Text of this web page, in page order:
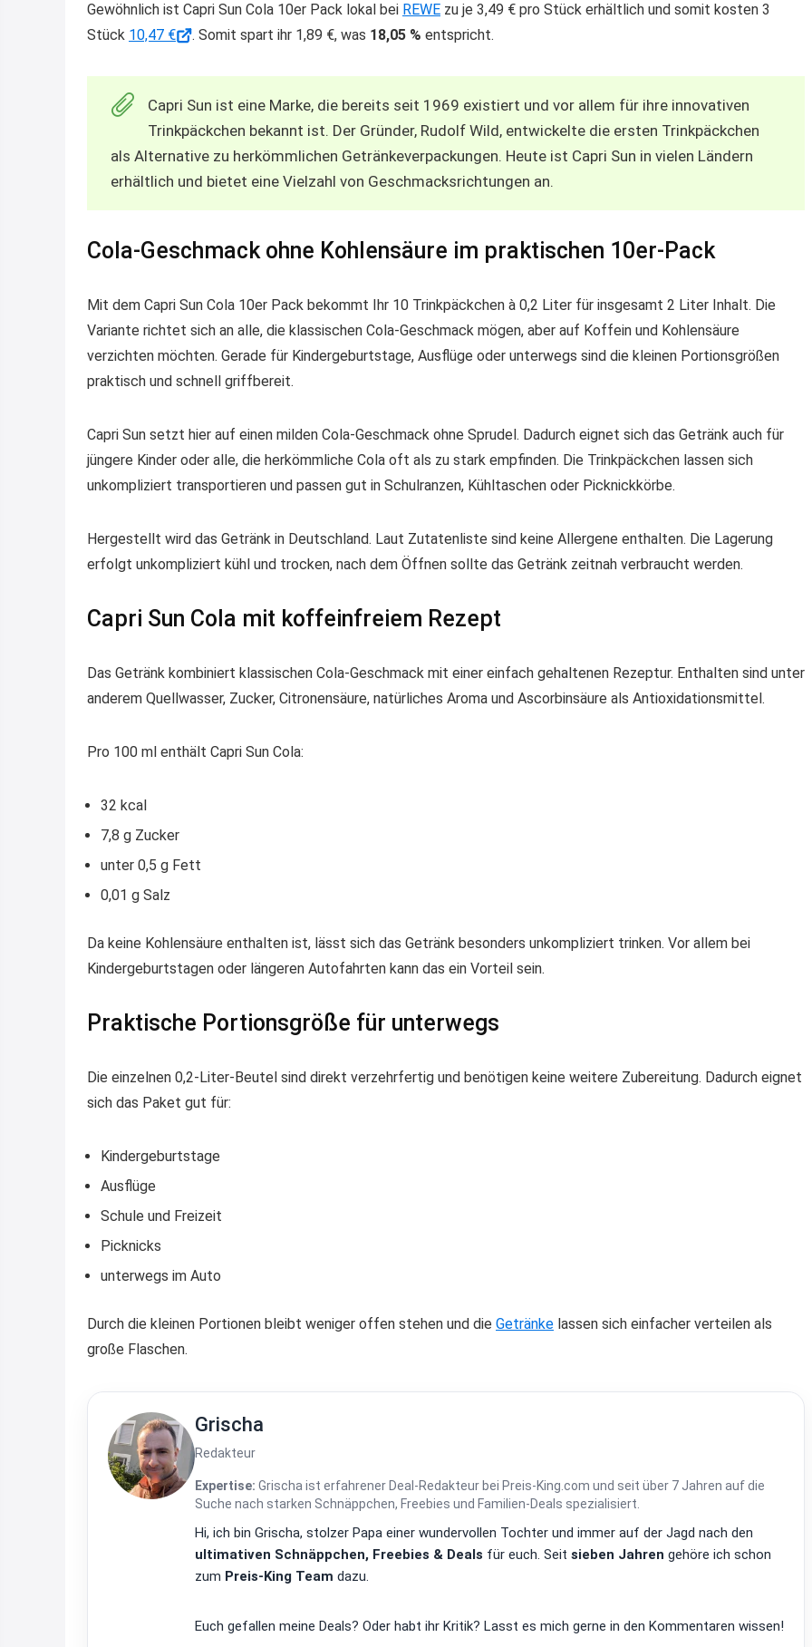
Gewöhnlich ist Capri Sun Cola 10er Pack lokal bei REWE zu je 3,49 € pro Stück erhältlich und somit kosten 3
Stück 10,47 € . Somit spart ihr 1,89 €, was 18,05 % entspricht.
Capri Sun ist eine Marke, die bereits seit 1969 existiert und vor allem für ihre innovativen
Trinkpäckchen bekannt ist. Der Gründer, Rudolf Wild, entwickelte die ersten Trinkpäckchen
als Alternative zu herkömmlichen Getränkeverpackungen. Heute ist Capri Sun in vielen Ländern
erhältlich und bietet eine Vielzahl von Geschmacksrichtungen an.
Cola-Geschmack ohne Kohlensäure im praktischen 10er-Pack
Mit dem Capri Sun Cola 10er Pack bekommt Ihr 10 Trinkpäckchen à 0,2 Liter für insgesamt 2 Liter Inhalt. Die
Variante richtet sich an alle, die klassischen Cola-Geschmack mögen, aber auf Koffein und Kohlensäure
verzichten möchten. Gerade für Kindergeburtstage, Ausflüge oder unterwegs sind die kleinen Portionsgrößen
praktisch und schnell griffbereit.
Capri Sun setzt hier auf einen milden Cola-Geschmack ohne Sprudel. Dadurch eignet sich das Getränk auch für
jüngere Kinder oder alle, die herkömmliche Cola oft als zu stark empfinden. Die Trinkpäckchen lassen sich
unkompliziert transportieren und passen gut in Schulranzen, Kühltaschen oder Picknickkörbe.
Hergestellt wird das Getränk in Deutschland. Laut Zutatenliste sind keine Allergene enthalten. Die Lagerung
erfolgt unkompliziert kühl und trocken, nach dem Öffnen sollte das Getränk zeitnah verbraucht werden.
Capri Sun Cola mit koffeinfreiem Rezept
Das Getränk kombiniert klassischen Cola-Geschmack mit einer einfach gehaltenen Rezeptur. Enthalten sind unter
anderem Quellwasser, Zucker, Citronensäure, natürliches Aroma und Ascorbinsäure als Antioxidationsmittel.
Pro 100 ml enthält Capri Sun Cola:
32 kcal
7,8 g Zucker
unter 0,5 g Fett
0,01 g Salz
Da keine Kohlensäure enthalten ist, lässt sich das Getränk besonders unkompliziert trinken. Vor allem bei
Kindergeburtstagen oder längeren Autofahrten kann das ein Vorteil sein.
Praktische Portionsgröße für unterwegs
Die einzelnen 0,2-Liter-Beutel sind direkt verzehrfertig und benötigen keine weitere Zubereitung. Dadurch eignet
sich das Paket gut für:
Kindergeburtstage
Ausflüge
Schule und Freizeit
Picknicks
unterwegs im Auto
Durch die kleinen Portionen bleibt weniger offen stehen und die Getränke lassen sich einfacher verteilen als
große Flaschen.
Grischa
Redakteur
Expertise: Grischa ist erfahrener Deal-Redakteur bei Preis-King.com und seit über 7 Jahren auf die
Suche nach starken Schnäppchen, Freebies und Familien-Deals spezialisiert.
Hi, ich bin Grischa, stolzer Papa einer wundervollen Tochter und immer auf der Jagd nach den
ultimativen Schnäppchen, Freebies & Deals für euch. Seit sieben Jahren gehöre ich schon
zum Preis-King Team dazu.
Euch gefallen meine Deals? Oder habt ihr Kritik? Lasst es mich gerne in den Kommentaren wissen!